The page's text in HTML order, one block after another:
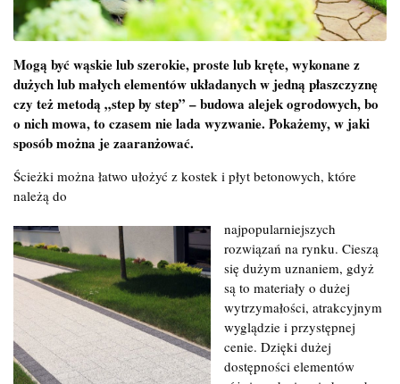
Mogą być wąskie lub szerokie, proste lub kręte, wykonane z
dużych lub małych elementów układanych w jedną płaszczyznę
czy też metodą „step by step” – budowa alejek ogrodowych, bo
o nich mowa, to czasem nie lada wyzwanie. Pokażemy, w jaki
sposób można je zaaranżować.
Ścieżki można łatwo ułożyć z kostek i płyt betonowych, które
należą do
najpopularniejszych
rozwiązań na rynku. Cieszą
się dużym uznaniem, gdyż
są to materiały o dużej
wytrzymałości, atrakcyjnym
wyglądzie i przystępnej
cenie. Dzięki dużej
dostępności elementów